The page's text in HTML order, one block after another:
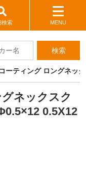
検索 MENU
検索
ーティング ロングネッ
ネックスク
0.5X12